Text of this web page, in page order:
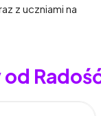
z uczniami na